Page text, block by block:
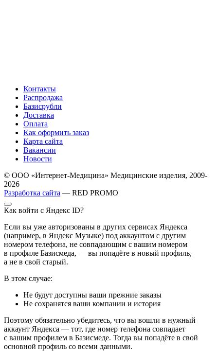
Контакты
Распродажа
Базисрубли
Доставка
Оплата
Как оформить заказ
Карта сайта
Вакансии
Новости
© ООО «Интернет-Медицина» Медицинские изделия, 2009-
2026
Разработка сайта — RED PROMO
Как войти с Яндекс ID?
Если вы уже авторизованы в других сервисах Яндекса
(например, в Яндекс Музыке) под аккаунтом с другим
номером телефона, не совпадающим с вашим номером
в профиле Базисмеда, — вы попадёте в новый профиль,
а не в свой старый.
В этом случае:
Не будут доступны ваши прежние заказы
Не сохранятся ваши компании и история
Поэтому обязательно убедитесь, что вы вошли в нужный
аккаунт Яндекса — тот, где номер телефона совпадает
с вашим профилем в Базисмеде. Тогда вы попадёте в свой
основной профиль со всеми данными.